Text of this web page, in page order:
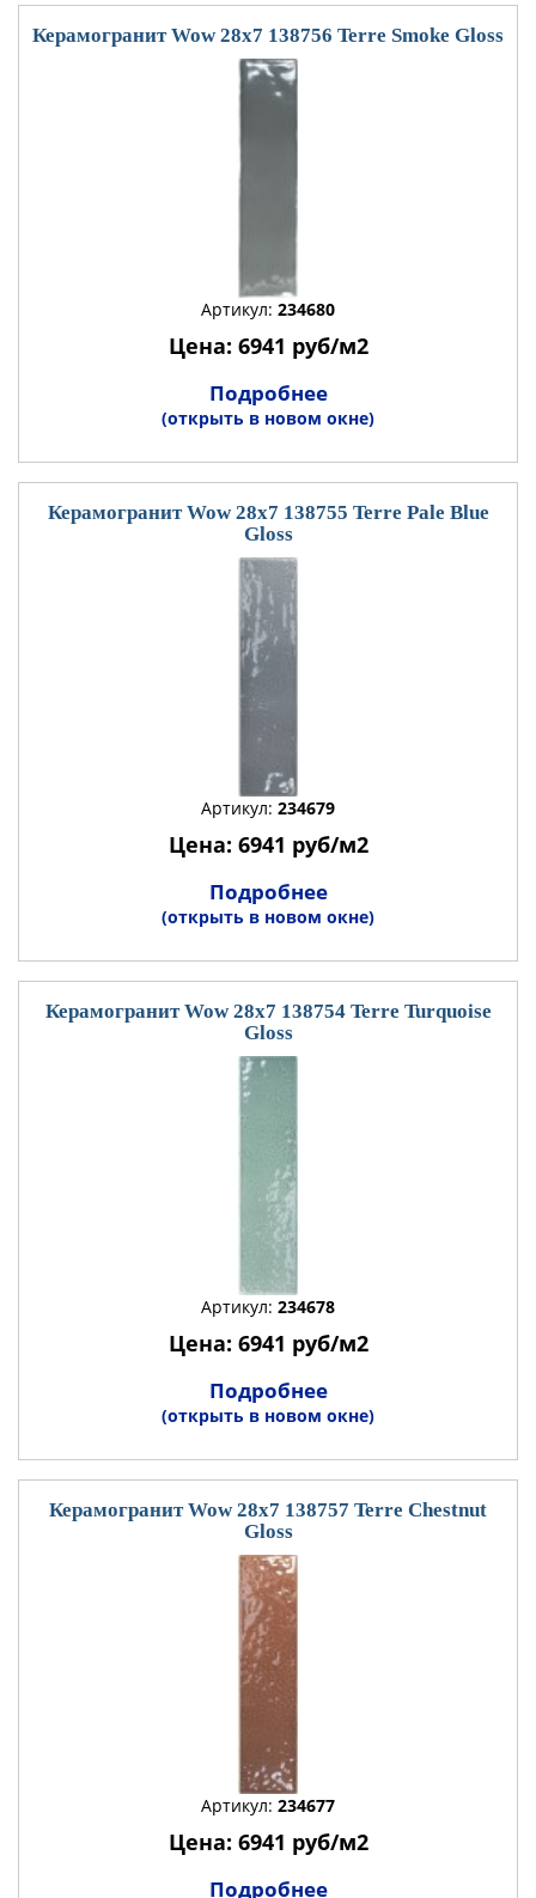
Керамогранит Wow 28x7 138756 Terre Smoke Gloss
Артикул: 234680
Цена: 6941 руб/м2
Подробнее
(открыть в новом окне)
Керамогранит Wow 28x7 138755 Terre Pale Blue
Gloss
Артикул: 234679
Цена: 6941 руб/м2
Подробнее
(открыть в новом окне)
Керамогранит Wow 28x7 138754 Terre Turquoise
Gloss
Артикул: 234678
Цена: 6941 руб/м2
Подробнее
(открыть в новом окне)
Керамогранит Wow 28x7 138757 Terre Chestnut
Gloss
Артикул: 234677
Цена: 6941 руб/м2
Подробнее